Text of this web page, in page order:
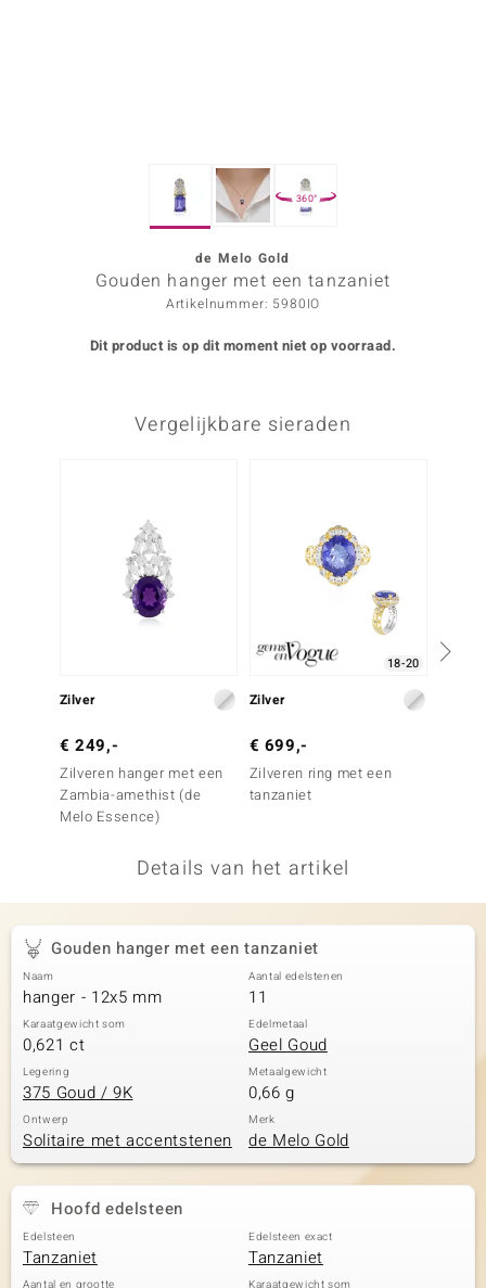
Collection
360°
de Melo Gold
Gouden hanger met een tanzaniet
Artikelnummer: 5980IO
Dit product is op dit moment niet op voorraad.
Vergelijkbare sieraden
Zilver
€ 249,-
Zilveren hanger met een
Zambia-amethist (de
Melo Essence)
18-20
Zilver
€ 699,-
Zilveren ring met een
tanzaniet
Details van het artikel
Gouden hanger met een tanzaniet
Naam
hanger - 12x5 mm
Aantal edelstenen
11
Karaatgewicht som
0,621 ct
Edelmetaal
Geel Goud
Legering
375 Goud / 9K
Metaalgewicht
0,66 g
Ontwerp
Solitaire met accentstenen
Merk
de Melo Gold
Hoofd edelsteen
Edelsteen
Tanzaniet
Edelsteen exact
Tanzaniet
Aantal en grootte Karaatgewicht som